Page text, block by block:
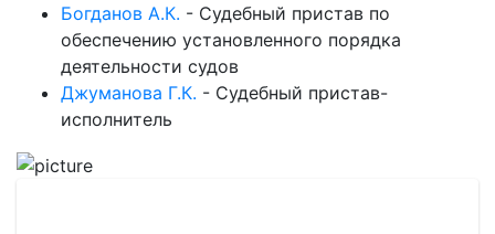
Богданов А.К. - Судебный пристав по
обеспечению установленного порядка
деятельности судов
Джуманова Г.К. - Судебный пристав-
исполнитель